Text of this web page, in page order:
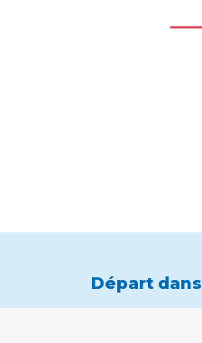
Départ dans